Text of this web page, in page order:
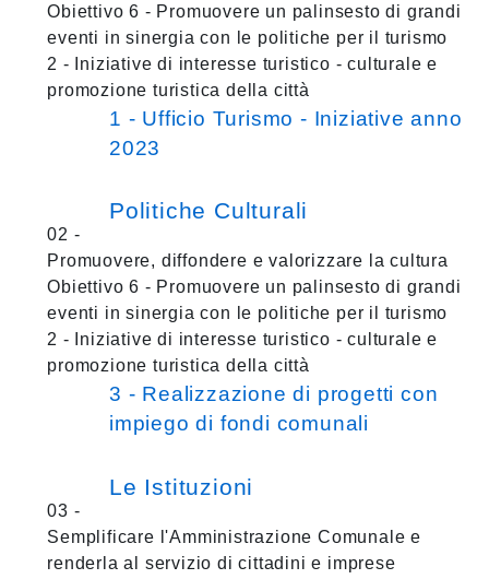
Obiettivo 6 - Promuovere un palinsesto di grandi
eventi in sinergia con le politiche per il turismo
2 - Iniziative di interesse turistico - culturale e
promozione turistica della città
1 - Ufficio Turismo - Iniziative anno
2023
Politiche Culturali
02 -
Promuovere, diffondere e valorizzare la cultura
Obiettivo 6 - Promuovere un palinsesto di grandi
eventi in sinergia con le politiche per il turismo
2 - Iniziative di interesse turistico - culturale e
promozione turistica della città
3 - Realizzazione di progetti con
impiego di fondi comunali
Le Istituzioni
03 -
Semplificare l'Amministrazione Comunale e
renderla al servizio di cittadini e imprese